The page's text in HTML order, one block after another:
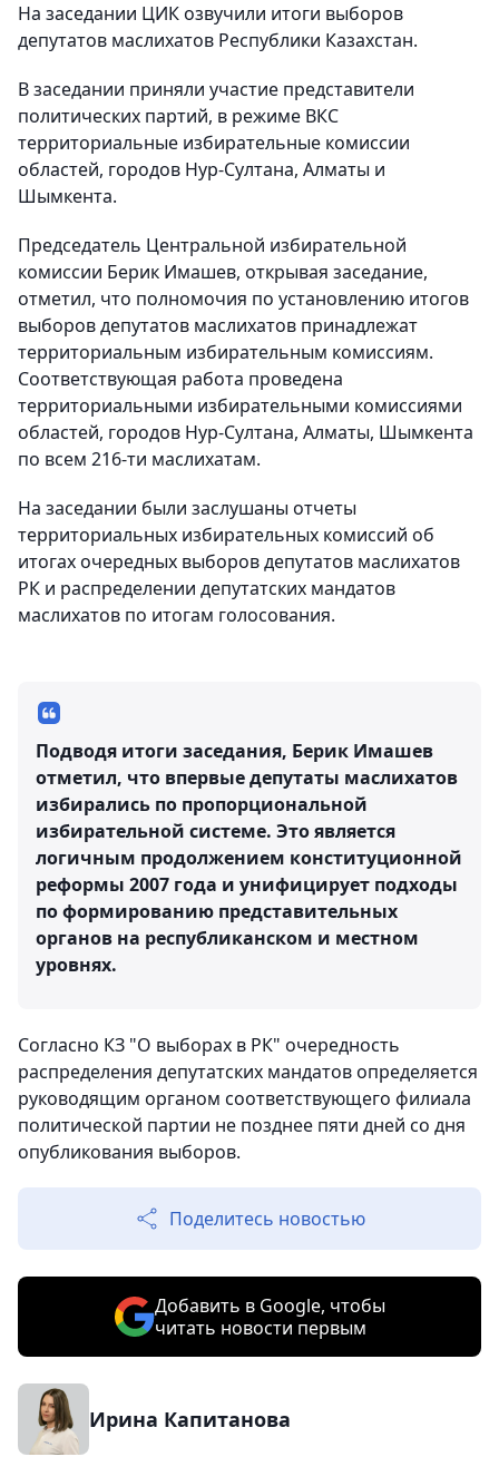
На заседании ЦИК озвучили итоги выборов
депутатов маслихатов Республики Казахстан.
В заседании приняли участие представители
политических партий, в режиме ВКС
территориальные избирательные комиссии
областей, городов Нур-Султана, Алматы и
Шымкента.
Председатель Центральной избирательной
комиссии Берик Имашев, открывая заседание,
отметил, что полномочия по установлению итогов
выборов депутатов маслихатов принадлежат
территориальным избирательным комиссиям.
Соответствующая работа проведена
территориальными избирательными комиссиями
областей, городов Нур-Султана, Алматы, Шымкента
по всем 216-ти маслихатам.
На заседании были заслушаны отчеты
территориальных избирательных комиссий об
итогах очередных выборов депутатов маслихатов
РК и распределении депутатских мандатов
маслихатов по итогам голосования.
Подводя итоги заседания, Берик Имашев
отметил, что впервые депутаты маслихатов
избирались по пропорциональной
избирательной системе. Это является
логичным продолжением конституционной
реформы 2007 года и унифицирует подходы
по формированию представительных
органов на республиканском и местном
уровнях.
Согласно КЗ "О выборах в РК" очередность
распределения депутатских мандатов определяется
руководящим органом соответствующего филиала
политической партии не позднее пяти дней со дня
опубликования выборов.
Поделитесь новостью
Добавить в Google, чтобы
читать новости первым
Ирина Капитанова